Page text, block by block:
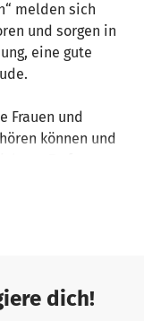
melden sich
und sorgen in
eine gute
Frauen und
können und
diese an und
komplexen
dich!